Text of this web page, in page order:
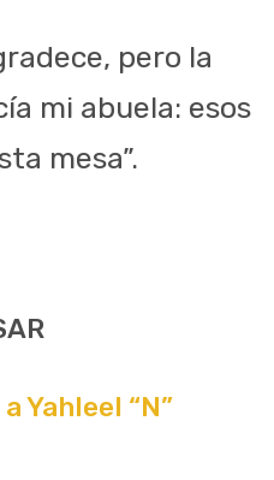
pero la
mi abuela: esos
mesa”.
Yahleel “N”